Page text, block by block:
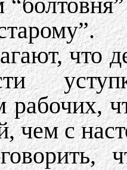
что
рабочих,
чем с